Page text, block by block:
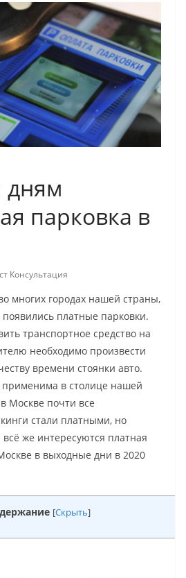
дням
парковка в
Консультация
многих городах нашей страны,
платные парковки.
транспортное средство на
необходимо произвести
времени стоянки авто.
применима в столице нашей
Москве почти все
стали платными, но
же интересуются платная
в выходные дни в 2020
[Скрыть]